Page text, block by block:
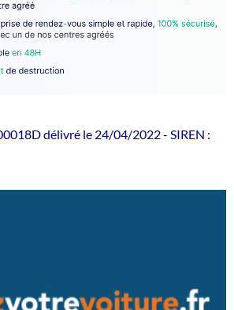
délivré le 24/04/2022 - SIREN :